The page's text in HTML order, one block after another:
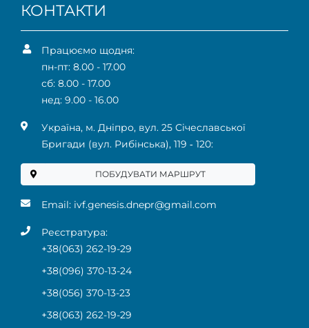
КОНТАКТИ
Працюємо щодня:
пн-пт: 8.00 - 17.00
сб: 8.00 - 17.00
нед: 9.00 - 16.00
Українa, м. Дніпро, вул. 25 Січеславської
Бригади (вул. Рибінська), 119 ‑ 120:
ПОБУДУВАТИ МАРШРУТ
Email: ivf.genesis.dnepr@gmail.com
Реєстратура:
+38(063) 262-19-29
+38(096) 370-13-24
+38(056) 370-13-23
+38(063) 262-19-29